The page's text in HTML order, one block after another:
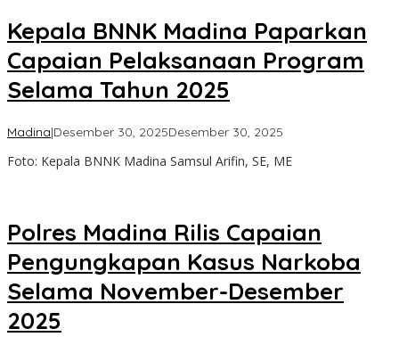
Kepala BNNK Madina Paparkan
Capaian Pelaksanaan Program
Selama Tahun 2025
Madina|Desember 30, 2025Desember 30, 2025
Foto: Kepala BNNK Madina Samsul Arifin, SE, ME
Polres Madina Rilis Capaian
Pengungkapan Kasus Narkoba
Selama November-Desember
2025